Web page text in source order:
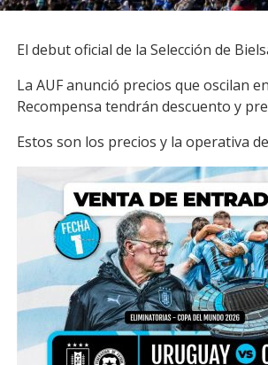
Facebook
WhatsApp
Copy
Link
El debut oficial de la Selección de
La AUF anunció precios que oscilan
Recompensa tendrán descuento y
Estos son los precios y la operativa